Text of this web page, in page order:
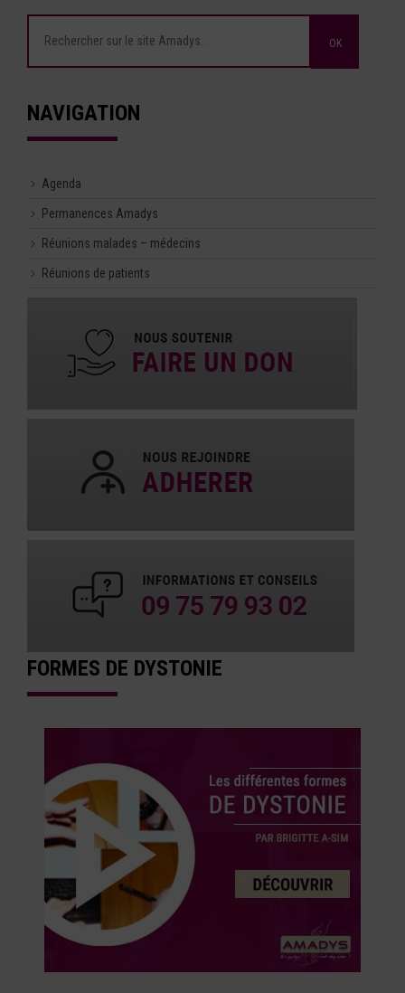
NAVIGATION
Agenda
Permanences Amadys
Réunions malades – médecins
Réunions de patients
FORMES DE DYSTONIE